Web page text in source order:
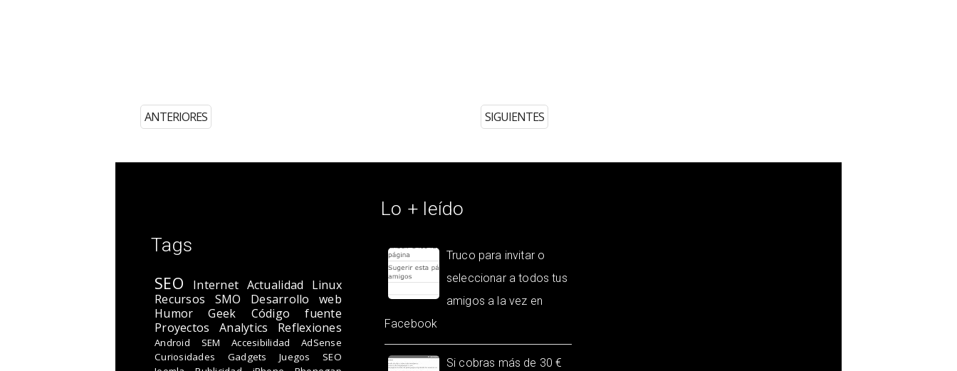
SIGUIENTES
ANTERIORES
Tags
SEO Internet Actualidad
Linux
Recursos
SMO
Desarrollo web
Humor Geek
Código fuente
Proyectos
Analytics Reflexiones
Android SEM Accesibilidad
AdSense
Curiosidades
Gadgets
Juegos SEO
Lo + leído
Truco para invitar o
seleccionar a todos tus
amigos a la vez en
Facebook
Si cobras más de 30 €